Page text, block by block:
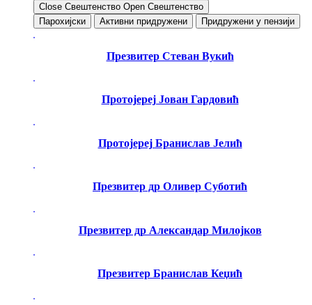
Close Свештенство Open Свештенство
Парохијски
Активни придружени Придружени у пензији
Презвитер Стеван Вукић
Протојереј Јован Гардовић
Протојереј Бранислав Јелић
Презвитер др Оливер Суботић
Презвитер др Александар Милојков
Презвитер Бранислав Кеџић